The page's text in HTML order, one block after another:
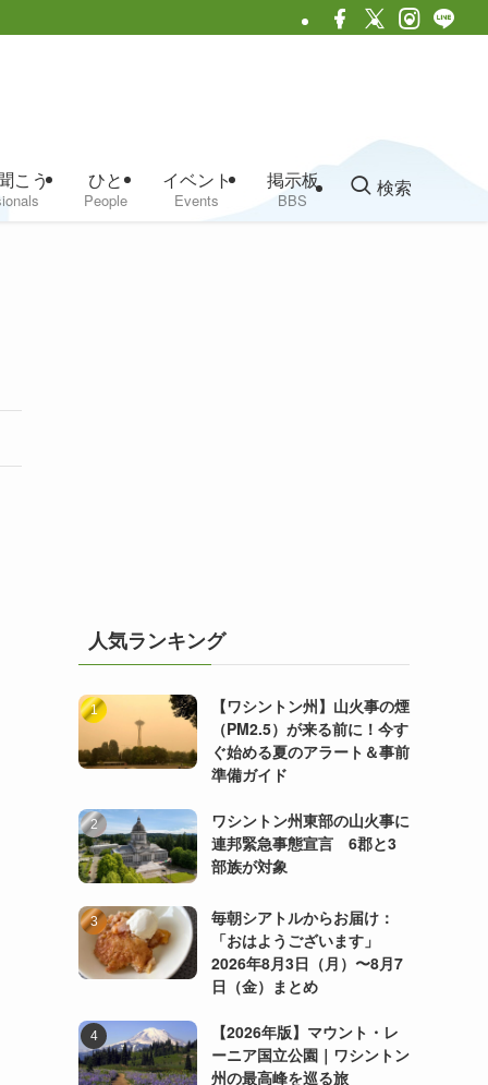
こう ひと
People
イベント
Events
掲示板
BBS
検索
人気ランキング
【ワシントン州】山火事の煙
（PM2.5）が来る前に！今す
ぐ始める夏のアラート＆事前
準備ガイド
ワシントン州東部の山火事に
連邦緊急事態宣言 6郡と3
部族が対象
毎朝シアトルからお届け：
「おはようございます」
2026年8月3日（月）〜8月7
日（金）まとめ
【2026年版】マウント・レ
ーニア国立公園｜ワシントン
州の最高峰を巡る旅